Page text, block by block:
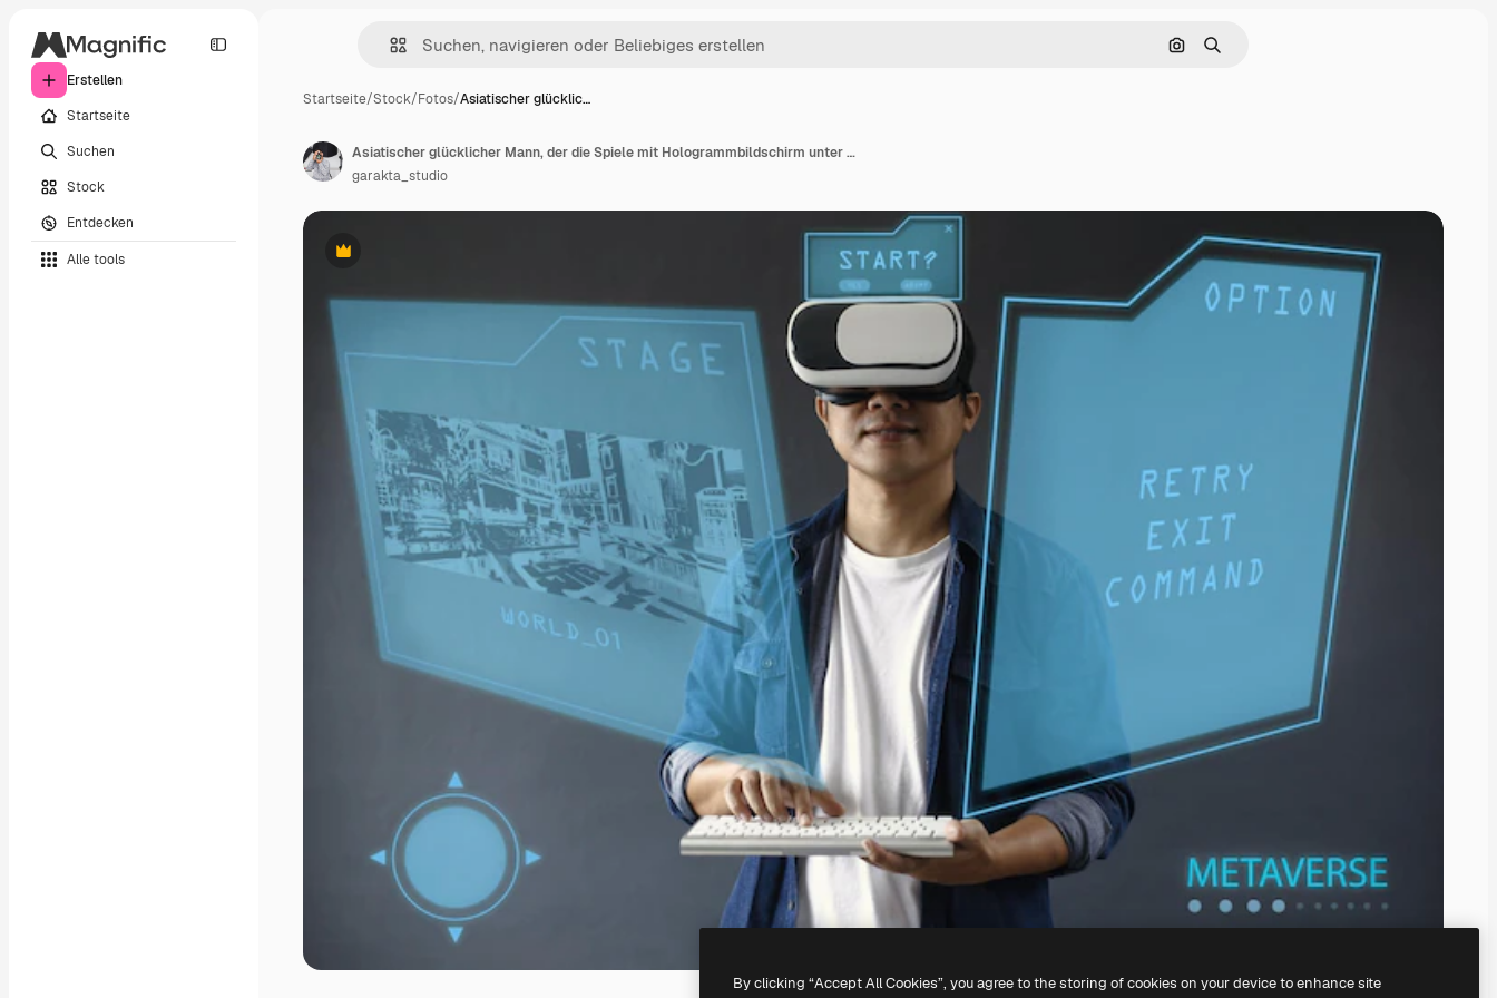
Erstellen
Startseite
Suchen
Stock
Entdecken
Alle tools
Nach Bild suchen
Suchen
Startseite/Stock/Fotos/Asiatischer glücklic…
Premium
Asiatischer glücklicher Mann, der die Spiele mit Hologrammbildschirm unter Verwendung von VR-Brillen und drahtloser Tastatur Virt startet
garakta_studio
By clicking “Accept All Cookies”, you agree to the storing of cookies on your device to enhance site